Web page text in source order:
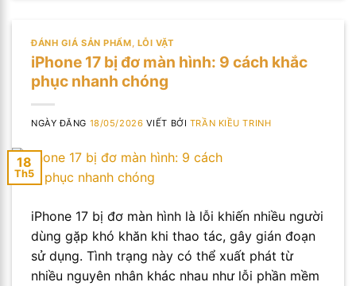
ĐÁNH GIÁ SẢN PHẨM, LỖI VẶT
iPhone 17 bị đơ màn hình: 9 cách khắc
phục nhanh chóng
NGÀY ĐĂNG 18/05/2026 VIẾT BỞI TRẦN KIỀU TRINH
18
Th5
iPhone 17 bị đơ màn hình là lỗi khiến nhiều người
dùng gặp khó khăn khi thao tác, gây gián đoạn
sử dụng. Tình trạng này có thể xuất phát từ
nhiều nguyên nhân khác nhau như lỗi phần mềm